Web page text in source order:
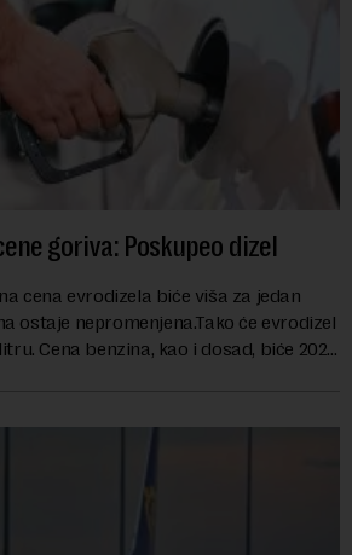
goriva: Poskupeo dizel
cena evrodizela biće viša za jedan
ostaje nepromenjena.Tako će evrodizel
Cena benzina, kao i dosad, biće 202